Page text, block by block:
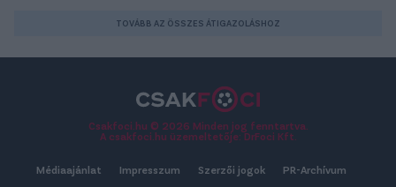
TOVÁBB AZ ÖSSZES ÁTIGAZOLÁSHOZ
Csakfoci.hu © 2026 Minden jog fenntartva.
A csakfoci.hu üzemeltetője: DrFoci Kft.
Médiaajánlat Impresszum Szerzői jogok PR-Archívum